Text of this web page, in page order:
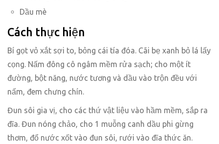
Dầu mè
Cách thực hiện
Bí gọt vỏ xắt sợi to, bỏng cái tía đóa. Cãi bẹ xanh bỏ lá lấy
cọng. Nấm đông cô ngâm mềm rửa sạch; cho một ít
đường, bột năng, nước tương và dầu vào trộn đều với
nấm, đem chưng chín.
Đun sôi gia vị, cho các thứ vật liệu vào hầm mềm, sắp ra
đĩa. Đun nóng chảo, cho 1 muỗng canh dầu phi gừng
thơm, đổ nước xốt vào đun sôi, rưới vào đĩa thức ăn.